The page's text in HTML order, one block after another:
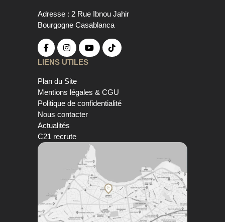
Adresse : 2 Rue Ibnou Jahir
Bourgogne Casablanca
LIENS UTILES
Plan du Site
Mentions légales & CGU
Politique de confidentialité
Nous contacter
Actualités
C21 recrute